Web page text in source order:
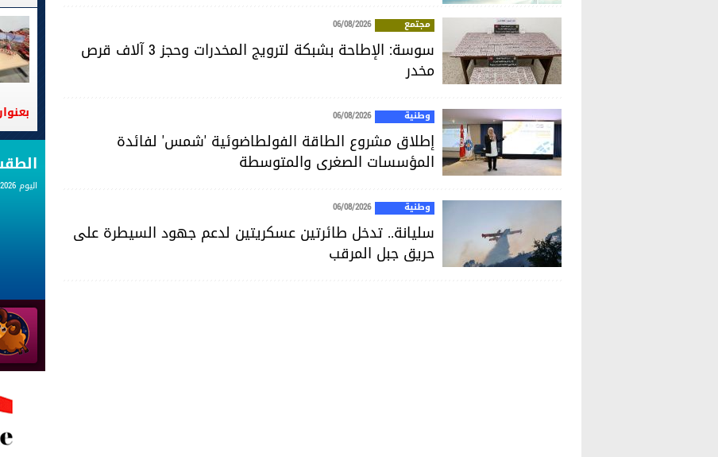
مجتمع 06/08/2026
سوسة: الإطاحة بشبكة لترويج المخدرات وحجز 3 آلاف قرص
مخدر
وطنية 06/08/2026
إطلاق مشروع الطاقة الفولطاضوئية 'شمس' لفائدة
المؤسسات الصغرى والمتوسطة
وطنية 06/08/2026
سليانة.. تدخل طائرتين عسكريتين لدعم جهود السيطرة على
حريق جبل المرقب
اليوم 06.08.2026